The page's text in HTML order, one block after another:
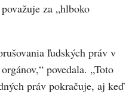
za „hlboko
ľudských práv v
povedala. „Toto
práv pokračuje, aj keď